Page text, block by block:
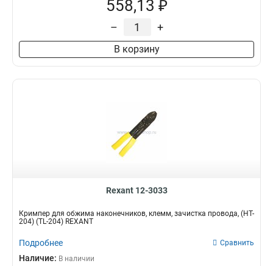
558,13 ₽
– +
В корзину
Rexant 12-3033
Кримпер для обжима наконечников, клемм, зачистка провода, (HT-
204) (TL-204) REXANT
Подробнее Сравнить
Наличие: В наличии